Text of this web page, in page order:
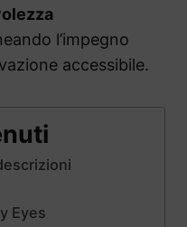
l’impegno
accessibile.
Eyes